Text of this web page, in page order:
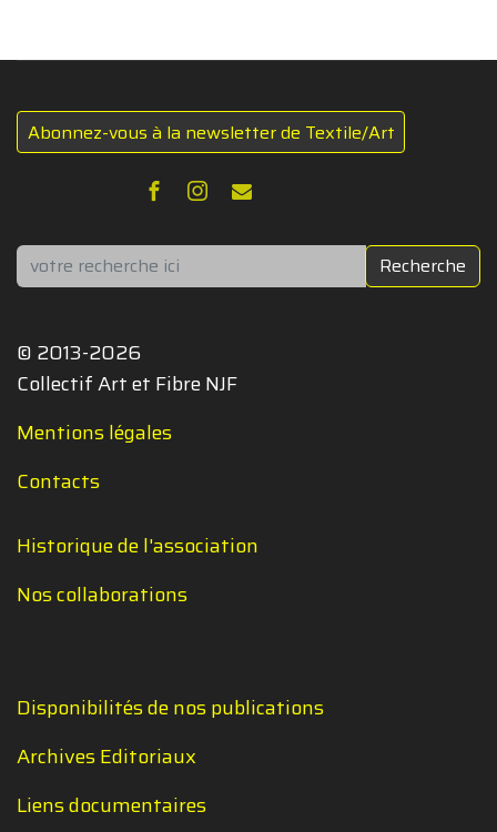
Abonnez-vous à la newsletter de Textile/Art
Rechercher Recherche
© 2013-2026
Collectif Art et Fibre NJF
Mentions légales
Contacts
Historique de l'association
Nos collaborations
Disponibilités de nos publications
Archives Editoriaux
Liens documentaires